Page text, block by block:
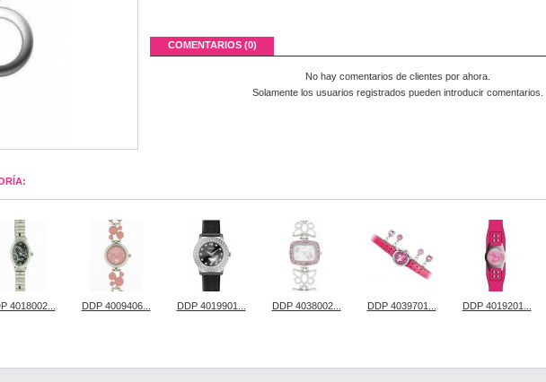
COMENTARIOS (0)
No hay comentarios de clientes por ahora.
Solamente los usuarios registrados pueden introducir comentarios.
4018002... DDP 4009406... DDP 4019901... DDP 4038002... DDP 4039701... DDP 4019201...